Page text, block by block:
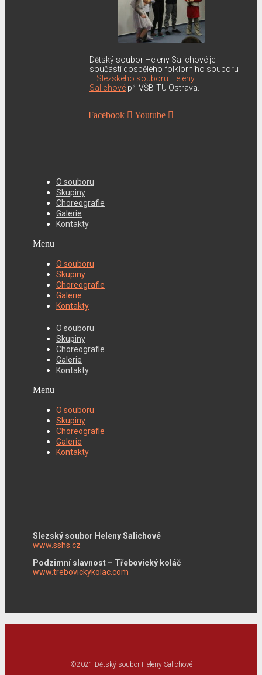
Dětský soubor Heleny Salichové je
součástí dospělého folklorního souboru
– Slezského souboru Heleny
Salichové při VŠB-TU Ostrava.
Facebook Youtube
O souboru
Skupiny
Choreografie
Galerie
Kontakty
Menu
O souboru
Skupiny
Choreografie
Galerie
Kontakty
O souboru
Skupiny
Choreografie
Galerie
Kontakty
Menu
O souboru
Skupiny
Choreografie
Galerie
Kontakty
Slezský soubor Heleny Salichové
www.sshs.cz
Podzimní slavnost – Třebovický koláč
www.trebovickykolac.com
©2021 Dětský soubor Heleny Salichové